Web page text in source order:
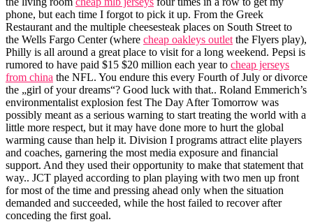
phone, but each time I forgot to pick it up. From the Greek
Restaurant and the multiple cheesesteak places on South Street to
the Wells Fargo Center (where cheap oakleys outlet the Flyers play),
Philly is all around a great place to visit for a long weekend. Pepsi is
rumored to have paid $15 $20 million each year to cheap jerseys
from china the NFL. You endure this every Fourth of July or divorce
the „girl of your dreams“? Good luck with that.. Roland Emmerich’s
environmentalist explosion fest The Day After Tomorrow was
possibly meant as a serious warning to start treating the world with a
little more respect, but it may have done more to hurt the global
warming cause than help it. Division I programs attract elite players
and coaches, garnering the most media exposure and financial
support. And they used their opportunity to make that statement that
way.. JCT played according to plan playing with two men up front
for most of the time and pressing ahead only when the situation
demanded and succeeded, while the host failed to recover after
conceding the first goal.